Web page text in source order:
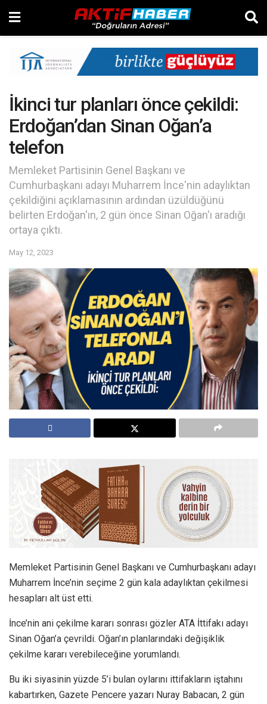
İkinci tur planları önce çekildi:
Erdoğan’dan Sinan Oğan’a
telefon
Memleket Partisinin Genel Başkanı ve
Cumhurbaşkanı adayı Muharrem İnce'nin adaylıktan
çekildiğini açıklamasının ardından üzüldüğünü
belirten Erdoğan'ın, 2 gün önce Sinan Oğan'ı aradığı
ortaya çıktı.
May 12, 2023
Memleket Partisinin Genel Başkanı ve Cumhurbaşkanı adayı
Muharrem İnce’nin seçime 2 gün kala adaylıktan çekilmesi
hesapları alt üst etti.
İnce’nin ani çekilme kararı sonrası gözler ATA İttifakı adayı
Sinan Oğan’a çevrildi. Oğan’ın planlarındaki değişiklik
çekilme kararı verebileceğine yorumlandı.
Bu iki siyasinin yüzde 5’i bulan oylarını ittifakların iştahını
kabartırken, Gazete Pencere yazarı Nuray Babacan, 2 gün